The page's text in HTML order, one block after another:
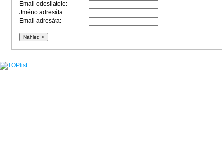
Email odesilatele:
Jméno adresáta:
Email adresáta: